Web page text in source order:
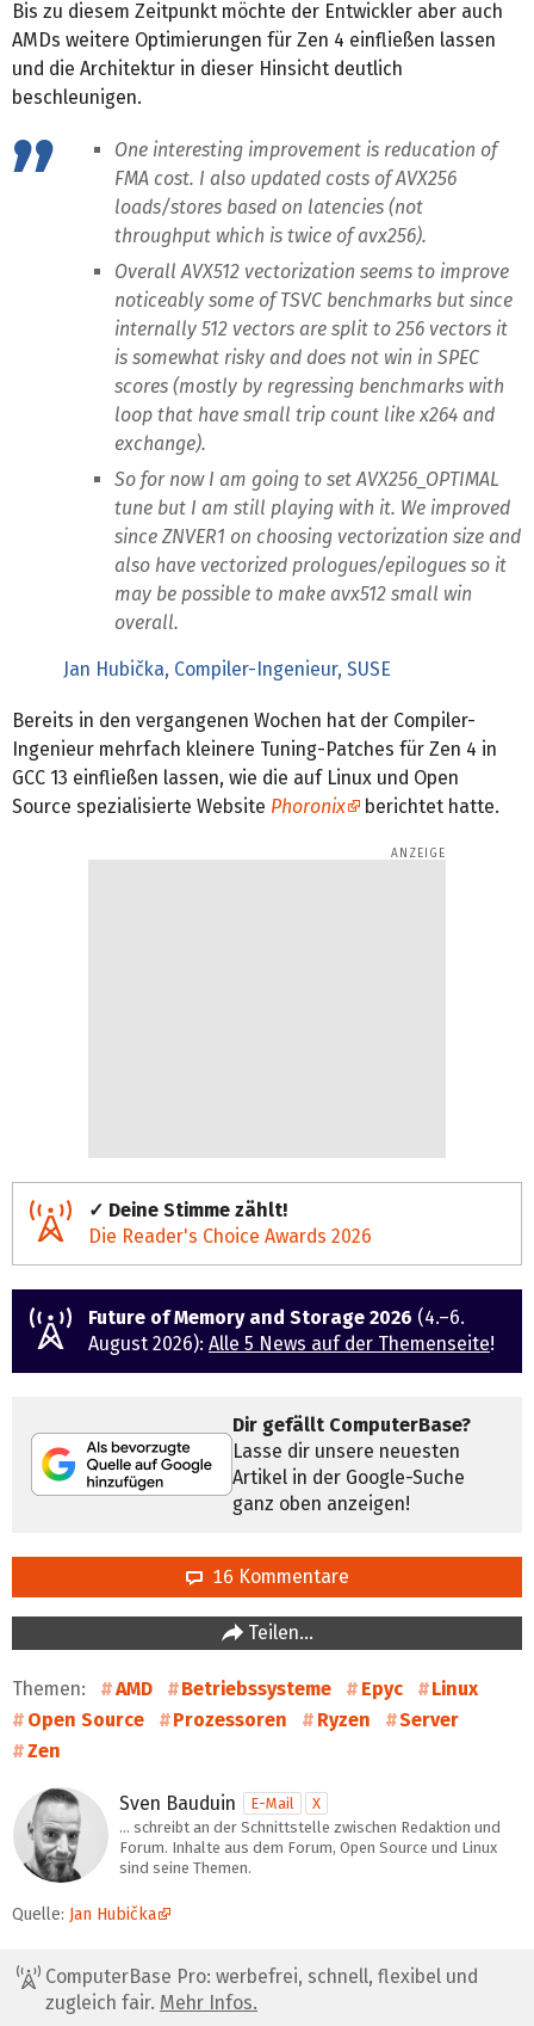
Bis zu diesem Zeitpunkt möchte der Entwickler aber auch
AMDs weitere Optimierungen für Zen 4 einfließen lassen
und die Architektur in dieser Hinsicht deutlich
beschleunigen.
One interesting improvement is reducation of
FMA cost. I also updated costs of AVX256
loads/stores based on latencies (not
throughput which is twice of avx256).
Overall AVX512 vectorization seems to improve
noticeably some of TSVC benchmarks but since
internally 512 vectors are split to 256 vectors it
is somewhat risky and does not win in SPEC
scores (mostly by regressing benchmarks with
loop that have small trip count like x264 and
exchange).
So for now I am going to set AVX256_OPTIMAL
tune but I am still playing with it. We improved
since ZNVER1 on choosing vectorization size and
also have vectorized prologues/epilogues so it
may be possible to make avx512 small win
overall.
Jan Hubička, Compiler-Ingenieur, SUSE
Bereits in den vergangenen Wochen hat der Compiler-
Ingenieur mehrfach kleinere Tuning-Patches für Zen 4 in
GCC 13 einfließen lassen, wie die auf Linux und Open
Source spezialisierte Website Phoronix berichtet hatte.
✓ Deine Stimme zählt!
Die Reader's Choice Awards 2026
Future of Memory and Storage 2026 (4.–6.
August 2026): Alle 5 News auf der Themenseite!
Dir gefällt ComputerBase?
Lasse dir unsere neuesten
Artikel in der Google-Suche
ganz oben anzeigen!
16 Kommentare
Teilen…
Themen: AMD Betriebssysteme Epyc
Linux
Open Source
Prozessoren Ryzen
Server
Zen
Sven Bauduin E-Mail
X
… schreibt an der Schnittstelle zwischen Redaktion und
Forum. Inhalte aus dem Forum, Open Source und Linux
sind seine Themen.
Quelle: Jan Hubička
ComputerBase Pro: werbefrei, schnell, flexibel und
zugleich fair. Mehr Infos.